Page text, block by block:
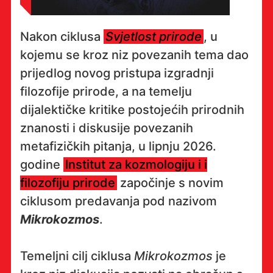
Nakon ciklusa Svjetlost prirode , u
kojemu se kroz niz povezanih tema dao
prijedlog novog pristupa izgradnji
filozofije prirode, a na temelju
dijalektičke kritike postojećih prirodnih
znanosti i diskusije povezanih
metafizičkih pitanja, u lipnju 2026.
godine Institut za kozmologiju i i
filozofiju prirode započinje s novim
ciklusom predavanja pod nazivom
Mikrokozmos.
Temeljni cilj ciklusa Mikrokozmos je